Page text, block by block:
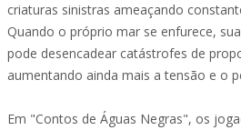
criaturas sinistras ameaçando
Quando o próprio mar se enfurece,
pode desencadear catástrofes de
aumentando ainda mais a tensão e o
Em "Contos de Águas Negras", os